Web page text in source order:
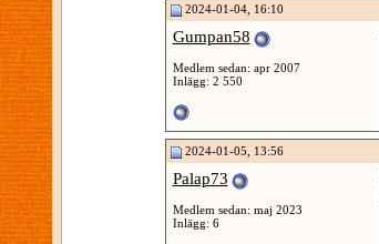
2024-01-04, 16:10
Gumpan58
Medlem sedan: apr 2007
Inlägg: 2 550
2024-01-05, 13:56
Palap73
Medlem sedan: maj 2023
Inlägg: 6